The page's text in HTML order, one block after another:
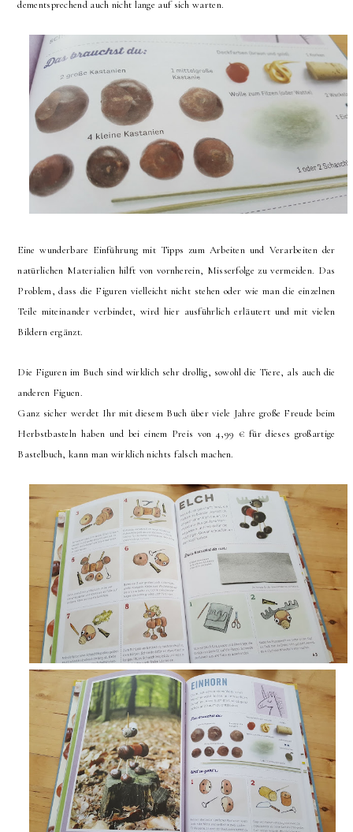
dementsprechend auch nicht lange auf sich warten.
Eine wunderbare Einführung mit Tipps zum Arbeiten und Verarbeiten der
natürlichen Materialien hilft von vornherein, Misserfolge zu vermeiden. Das
Problem, dass die Figuren vielleicht nicht stehen oder wie man die einzelnen
Teile miteinander verbindet, wird hier ausführlich erläutert und mit vielen
Bildern ergänzt.
Die Figuren im Buch sind wirklich sehr drollig, sowohl die Tiere, als auch die
anderen Figuen.
Ganz sicher werdet Ihr mit diesem Buch über viele Jahre große Freude beim
Herbstbasteln haben und bei einem Preis von 4,99 € für dieses großartige
Bastelbuch, kann man wirklich nichts falsch machen.